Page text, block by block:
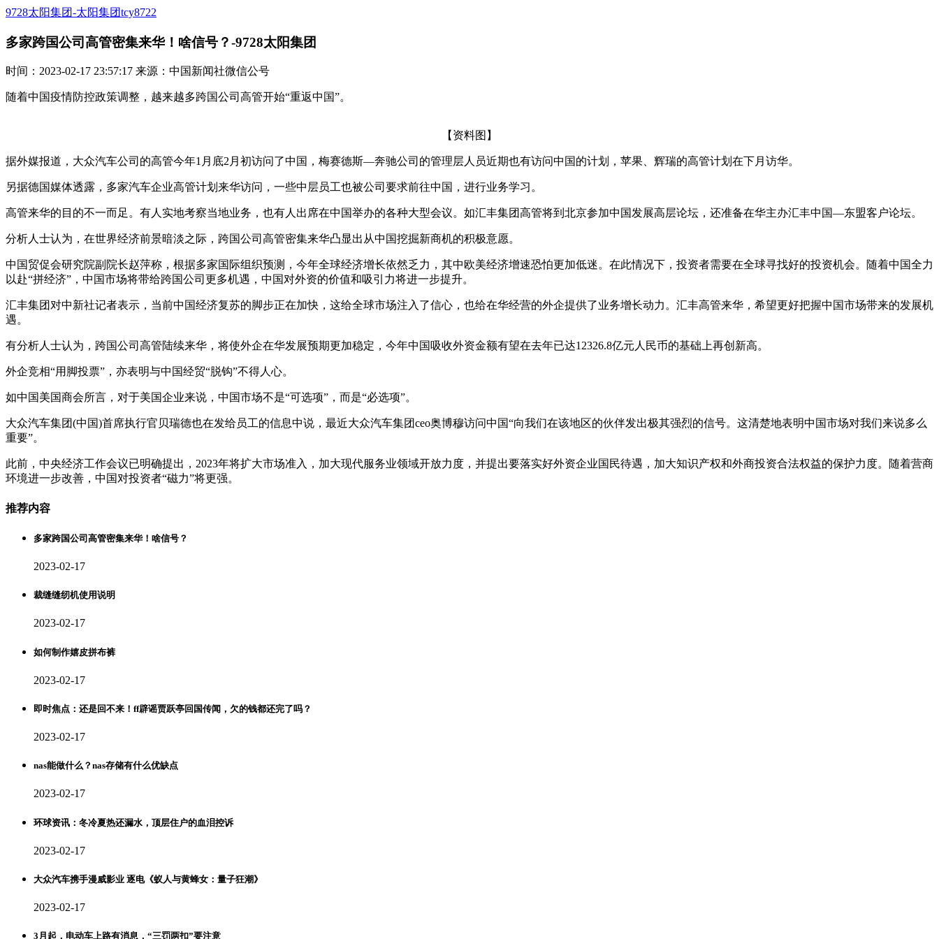
9728太阳集团-太阳集团tcy8722
多家跨国公司高管密集来华！啥信号？-9728太阳集团
时间：2023-02-17 23:57:17 来源：中国新闻社微信公号
随着中国疫情防控政策调整，越来越多跨国公司高管开始“重返中国”。
【资料图】
据外媒报道，大众汽车公司的高管今年1月底2月初访问了中国，梅赛德斯—奔驰公司的管理层人员近期也有访问中国的计划，苹果、辉瑞的高管计划在下月访华。
另据德国媒体透露，多家汽车企业高管计划来华访问，一些中层员工也被公司要求前往中国，进行业务学习。
高管来华的目的不一而足。有人实地考察当地业务，也有人出席在中国举办的各种大型会议。如汇丰集团高管将到北京参加中国发展高层论坛，还准备在华主办汇丰中国—东盟客户论坛。
分析人士认为，在世界经济前景暗淡之际，跨国公司高管密集来华凸显出从中国挖掘新商机的积极意愿。
中国贸促会研究院副院长赵萍称，根据多家国际组织预测，今年全球经济增长依然乏力，其中欧美经济增速恐怕更加低迷。在此情况下，投资者需要在全球寻找好的投资机会。随着中国全力
以赴“拼经济”，中国市场将带给跨国公司更多机遇，中国对外资的价值和吸引力将进一步提升。
汇丰集团对中新社记者表示，当前中国经济复苏的脚步正在加快，这给全球市场注入了信心，也给在华经营的外企提供了业务增长动力。汇丰高管来华，希望更好把握中国市场带来的发展机
遇。
有分析人士认为，跨国公司高管陆续来华，将使外企在华发展预期更加稳定，今年中国吸收外资金额有望在去年已达12326.8亿元人民币的基础上再创新高。
外企竞相“用脚投票”，亦表明与中国经贸“脱钩”不得人心。
如中国美国商会所言，对于美国企业来说，中国市场不是“可选项”，而是“必选项”。
大众汽车集团(中国)首席执行官贝瑞德也在发给员工的信息中说，最近大众汽车集团ceo奥博穆访问中国“向我们在该地区的伙伴发出极其强烈的信号。这清楚地表明中国市场对我们来说多么
重要”。
此前，中央经济工作会议已明确提出，2023年将扩大市场准入，加大现代服务业领域开放力度，并提出要落实好外资企业国民待遇，加大知识产权和外商投资合法权益的保护力度。随着营商
环境进一步改善，中国对投资者“磁力”将更强。
推荐内容
多家跨国公司高管密集来华！啥信号？
2023-02-17
裁缝缝纫机使用说明
2023-02-17
如何制作嬉皮拼布裤
2023-02-17
即时焦点：还是回不来！ff辟谣贾跃亭回国传闻，欠的钱都还完了吗？
2023-02-17
nas能做什么？nas存储有什么优缺点
2023-02-17
环球资讯：冬冷夏热还漏水，顶层住户的血泪控诉
2023-02-17
大众汽车携手漫威影业 逐电《蚁人与黄蜂女：量子狂潮》
2023-02-17
3月起，电动车上路有消息，“三罚两扣”要注意